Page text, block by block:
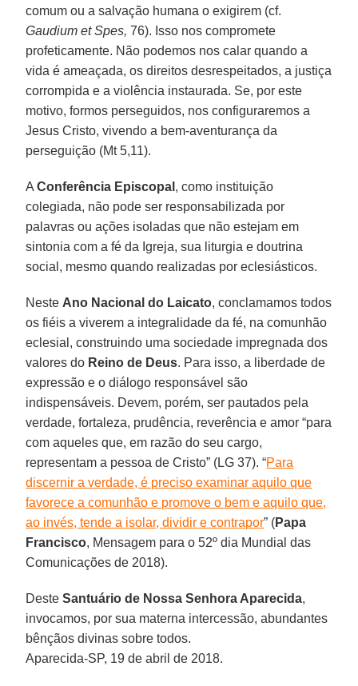
comum ou a salvação humana o exigirem (cf.
Gaudium et Spes,76). Isso nos compromete
profeticamente. Não podemos nos calar quando a
vida é ameaçada, os direitos desrespeitados, a justiça
corrompida e a violência instaurada. Se, por este
motivo, formos perseguidos, nos configuraremos a
Jesus Cristo, vivendo a bem-aventurança da
perseguição (Mt 5,11).
AConferência Episcopal , como instituição
colegiada, não pode ser responsabilizada por
palavras ou ações isoladas que não estejam em
sintonia com a fé da Igreja, sua liturgia e doutrina
social, mesmo quando realizadas por eclesiásticos.
Neste Ano Nacional do Laicato, conclamamos todos
os fiéis a viverem a integralidade da fé, na comunhão
eclesial, construindo uma sociedade impregnada dos
valores do Reino de Deus. Para isso, a liberdade de
expressão e o diálogo responsável são
indispensáveis. Devem, porém, ser pautados pela
verdade, fortaleza, prudência, reverência e amor “para
com aqueles que, em razão do seu cargo,
representam a pessoa de Cristo” (LG 37). “Para
discernir a verdade, é preciso examinar aquilo que
favorece a comunhão e promove o bem e aquilo que,
ao invés, tende a isolar, dividir e contrapor” (Papa
Francisco, Mensagem para o 52º dia Mundial das
Comunicações de 2018).
Deste Santuário de Nossa Senhora Aparecida,
invocamos, por sua materna intercessão, abundantes
bênçãos divinas sobre todos.
Aparecida-SP, 19 de abril de 2018.